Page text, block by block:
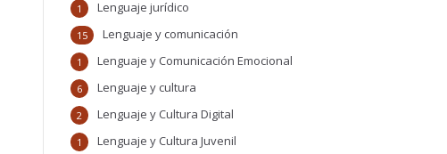
Lenguaje jurídico
1
Lenguaje y comunicación
15
Lenguaje y Comunicación Emocional
1
Lenguaje y cultura
6
Lenguaje y Cultura Digital
2
Lenguaje y Cultura Juvenil
1